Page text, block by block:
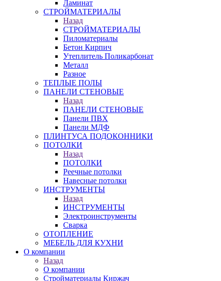
Ламинат
СТРОЙМАТЕРИАЛЫ
Назад
СТРОЙМАТЕРИАЛЫ
Пиломатериалы
Бетон Кирпич
Утеплитель Поликарбонат
Металл
Разное
ТЕПЛЫЕ ПОЛЫ
ПАНЕЛИ СТЕНОВЫЕ
Назад
ПАНЕЛИ СТЕНОВЫЕ
Панели ПВХ
Панели МДФ
ПЛИНТУСА ПОДОКОННИКИ
ПОТОЛКИ
Назад
ПОТОЛКИ
Реечные потолки
Навесные потолки
ИНСТРУМЕНТЫ
Назад
ИНСТРУМЕНТЫ
Электроинструменты
Сварка
ОТОПЛЕНИЕ
МЕБЕЛЬ ДЛЯ КУХНИ
О компании
Назад
О компании
Стройматериалы Киржач